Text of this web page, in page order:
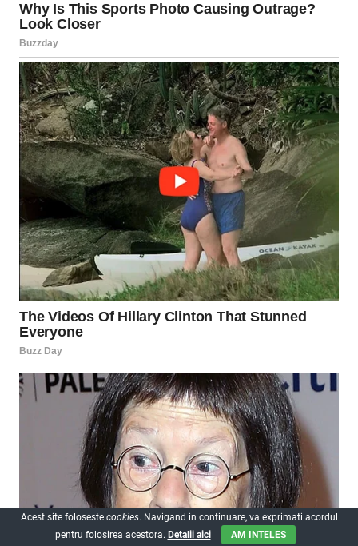
Acest site foloseste cookies. Navigand in continuare, va exprimati acordul
pentru folosirea acestora. Detalii aici AM INTELES